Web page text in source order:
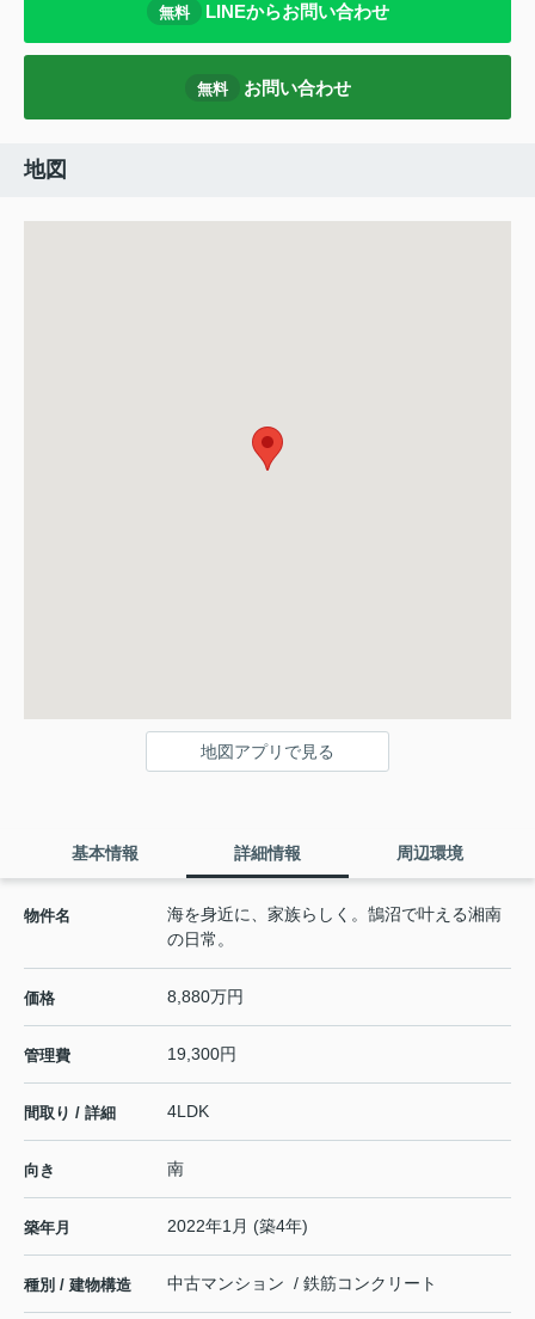
無料 LINEからお問い合わせ
無料 お問い合わせ
地図
地図アプリで見る
基本情報 詳細情報 周辺環境
物件名
海を身近に、家族らしく。鵠沼で叶える湘南
の日常。
価格 8,880万円
管理費 19,300円
間取り / 詳細 4LDK
向き 南
築年月 2022年1月 (築4年)
種別 / 建物構造 中古マンション / 鉄筋コンクリート